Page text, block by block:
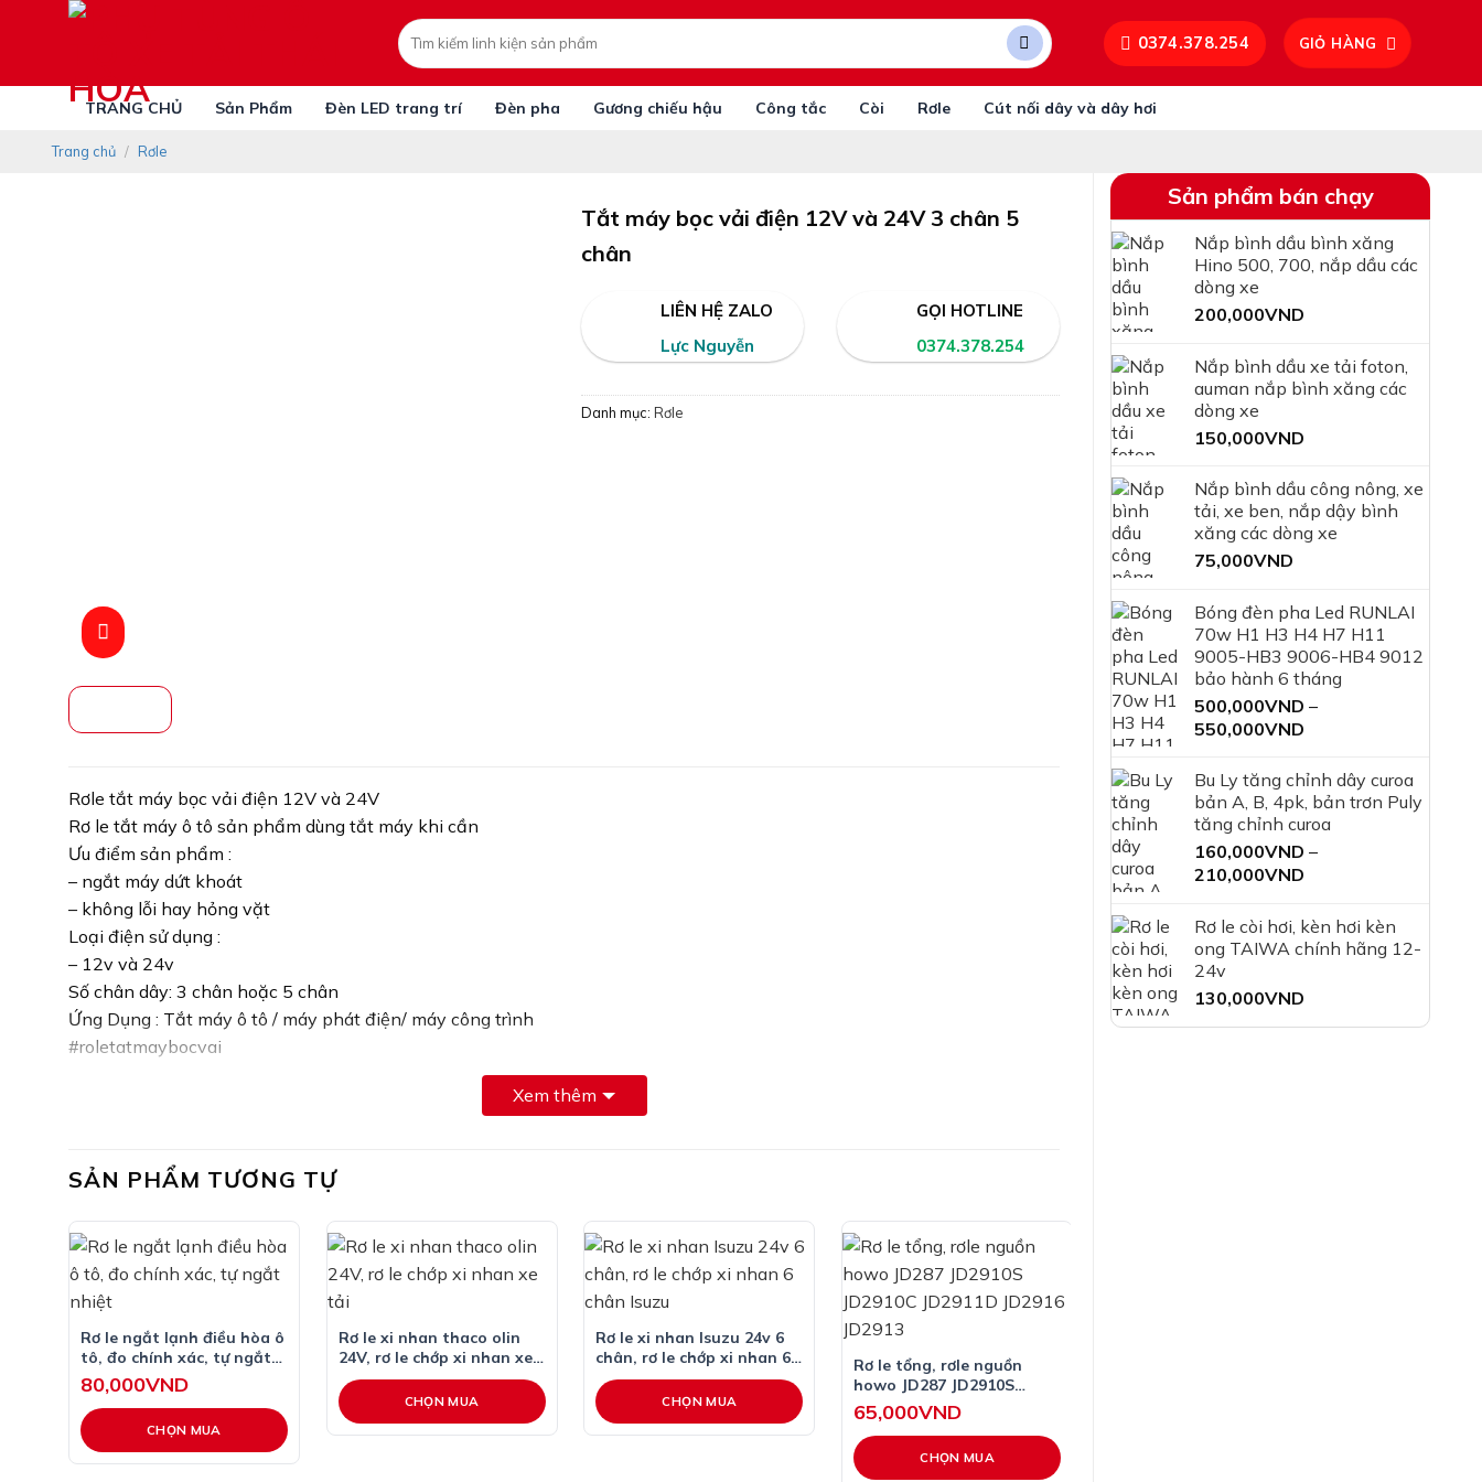
Tìm
kiếm:
0374.378.254 GIỎ HÀNG
TRANG CHỦ Sản Phẩm Đèn LED trang trí Đèn pha Gương chiếu hậu Công tắc Còi Rơle Cút nối dây và dây hơi
Trang chủ / Rơle
Sản phẩm bán chạy
Nắp bình dầu bình xăng
Hino 500, 700, nắp dầu các
dòng xe
200,000VND
Nắp bình dầu xe tải foton,
auman nắp bình xăng các
dòng xe
150,000VND
Nắp bình dầu công nông, xe
tải, xe ben, nắp dậy bình
xăng các dòng xe
75,000VND
Bóng đèn pha Led RUNLAI
70w H1 H3 H4 H7 H11
9005-HB3 9006-HB4 9012
bảo hành 6 tháng
500,000VND –
550,000VND
từ
500,000VND
đến
Bu Ly tăng chỉnh dây curoa
bản A, B, 4pk, bản trơn Puly
tăng chỉnh curoa
160,000VND –
210,000VND
từ
160,000VND
Rơ le còi hơi, kèn hơi kèn
ong TAIWA chính hãng 12-
24v
130,000VND
Tắt máy bọc vải điện 12V và 24V 3 chân 5
chân
LIÊN HỆ ZALO
Lực Nguyễn
GỌI HOTLINE
0374.378.254
Danh mục: Rơle
Rơle tắt máy bọc vải điện 12V và 24V
Rơ le tắt máy ô tô sản phẩm dùng tắt máy khi cần
Ưu điểm sản phẩm :
– ngắt máy dứt khoát
– không lỗi hay hỏng vặt
Loại điện sử dụng :
– 12v và 24v
Số chân dây: 3 chân hoặc 5 chân
Ứng Dụng : Tắt máy ô tô / máy phát điện/ máy công trình
#roletatmaybocvai
Xem thêm
SẢN PHẨM TƯƠNG TỰ
Rơ le ngắt lạnh điều hòa ô
tô, đo chính xác, tự ngắt
nhiệt
80,000VND
CHỌN MUA
Rơ le xi nhan thaco olin
24V, rơ le chớp xi nhan xe
tải
CHỌN MUA
Rơ le xi nhan Isuzu 24v 6
chân, rơ le chớp xi nhan 6
chân Isuzu
CHỌN MUA
Rơ le tổng, rơle nguồn
howo JD287 JD2910S
JD2910C JD2911D JD2916
JD2913
65,000VND
CHỌN MUA